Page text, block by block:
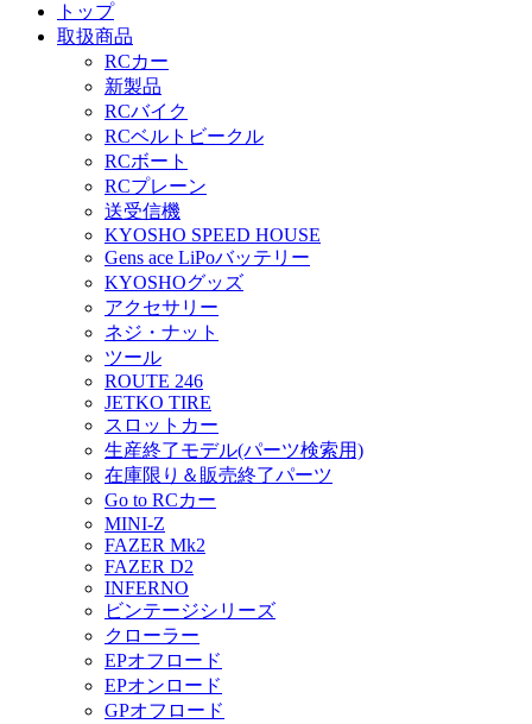
トップ
取扱商品
RCカー
新製品
RCバイク
RCベルトビークル
RCボート
RCプレーン
送受信機
KYOSHO SPEED HOUSE
Gens ace LiPoバッテリー
KYOSHOグッズ
アクセサリー
ネジ・ナット
ツール
ROUTE 246
JETKO TIRE
スロットカー
生産終了モデル(パーツ検索用)
在庫限り＆販売終了パーツ
Go to RCカー
MINI-Z
FAZER Mk2
FAZER D2
INFERNO
ビンテージシリーズ
クローラー
EPオフロード
EPオンロード
GPオフロード